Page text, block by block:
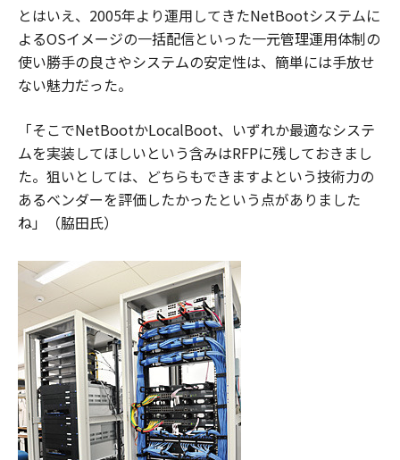
とはいえ、2005年より運用してきたNetBootシステムに
よるOSイメージの一括配信といった一元管理運用体制の
使い勝手の良さやシステムの安定性は、簡単には手放せ
ない魅力だった。
「そこでNetBootかLocalBoot、いずれか最適なシステ
ムを実装してほしいという含みはRFPに残しておきまし
た。狙いとしては、どちらもできますよという技術力の
あるベンダーを評価したかったという点がありました
ね」（脇田氏）